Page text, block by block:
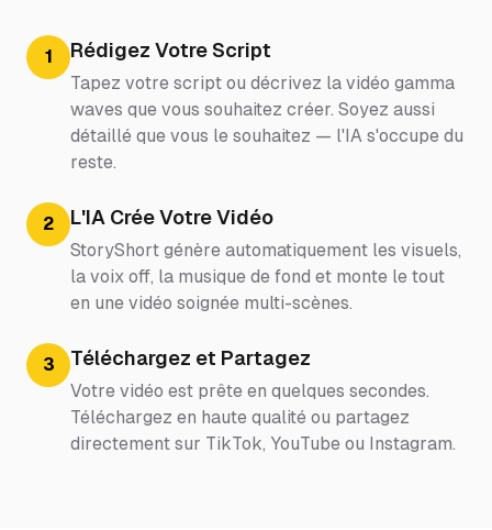
1 Rédigez Votre Script
Tapez votre script ou décrivez la vidéo gamma
waves que vous souhaitez créer. Soyez aussi
détaillé que vous le souhaitez — l'IA s'occupe du
reste.
2 L'IA Crée Votre Vidéo
StoryShort génère automatiquement les visuels,
la voix off, la musique de fond et monte le tout
en une vidéo soignée multi-scènes.
3 Téléchargez et Partagez
Votre vidéo est prête en quelques secondes.
Téléchargez en haute qualité ou partagez
directement sur TikTok, YouTube ou Instagram.